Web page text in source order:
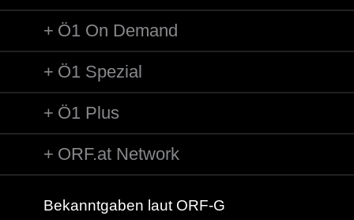
Ö1 On Demand
Ö1 Spezial
Ö1 Plus
ORF.at Network
Bekanntgaben laut ORF-G